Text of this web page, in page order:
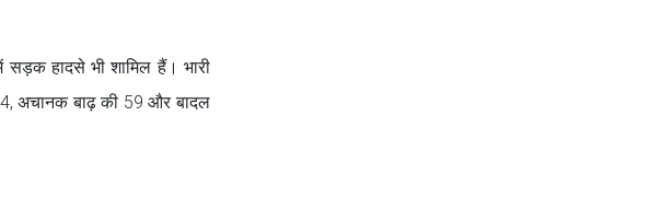
हादसे भी शामिल हैं। भारी
अचानक बाढ़ की 59 और बादल